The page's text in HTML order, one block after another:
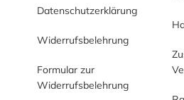
Datenschutzerklärung
Widerrufsbelehrung
Formular zur
Widerrufsbelehrung